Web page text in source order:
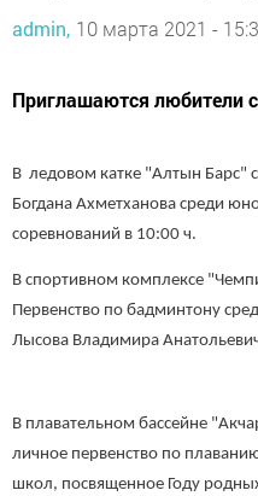
admin, 10 марта 2021 -
Приглашаются любители
В ледовом катке "Алтын Барс"
Богдана Ахметханова среди
соревнований в 10:00 ч.
В спортивном комплексе
Первенство по бадминтону
Лысова Владимира
В плавательном бассейне
личное первенство по
школ, посвященное Году